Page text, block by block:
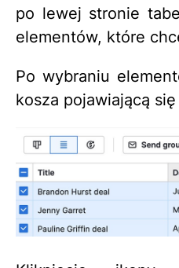
po lewej stronie
elementów, które
Po wybraniu
kosza pojawiającą